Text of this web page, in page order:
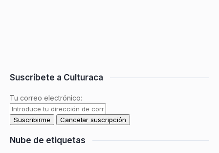
Suscríbete a Culturaca
Tu correo electrónico:
Nube de etiquetas